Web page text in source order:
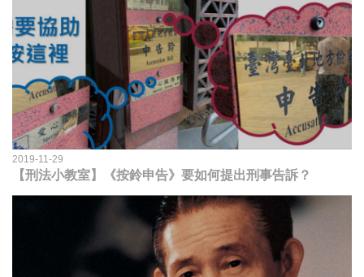
2019-11-29
【刑法小教室】《按鈴申告》要如何提出刑事告訴？